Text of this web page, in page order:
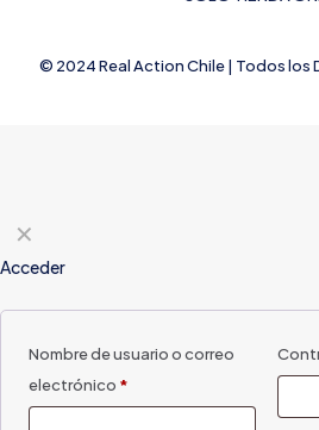
© 2024 Real Action Chile | Todos los
✕
Acceder
Nombre de usuario o correo
electrónico *